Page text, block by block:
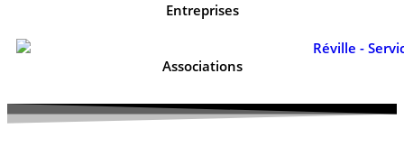
Entreprises
Associations